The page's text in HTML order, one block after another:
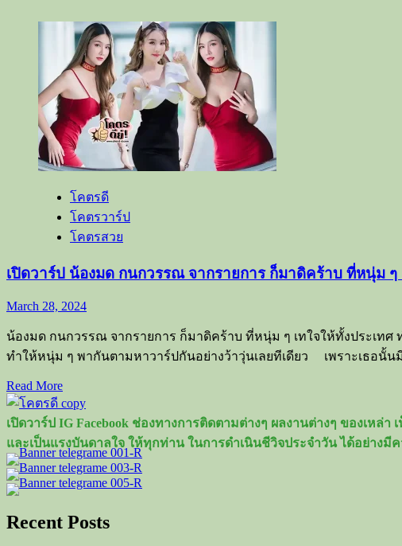
โคตรดี
โคตรวาร์ป
โคตรสวย
เปิดวาร์ป น้องมด กนกวรรณ จากรายการ ก็มาดิคร้าบ ที่หนุ่ม ๆ
March 28, 2024
น้องมด กนกวรรณ จากรายการ ก็มาดิคร้าบ ที่หนุ่ม ๆ เทใจให้ทั้งประเท
ทำให้หนุ่ม ๆ พากันตามหาวาร์ปกันอย่างว้าวุ่นเลยทีเดียว เพราะเธอนั้น
Read MoreRead
more
about
เปิด
วาร์
ป
น้อง
กนก
เปิดวาร์ป IG Facebook ช่องทางการติดตามต่างๆ ผลงานต่างๆ ของเหล่
และเป็นแรงบันดาลใจ ให้ทุกท่าน ในการดำเนินชีวิจประจำวัน ได้อย่างมี
Recent Posts